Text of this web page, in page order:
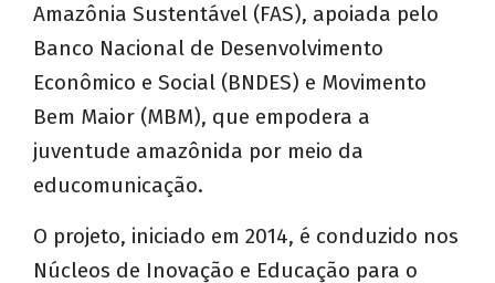
Amazônia Sustentável (FAS), apoiada pelo
Banco Nacional de Desenvolvimento
Econômico e Social (BNDES) e Movimento
Bem Maior (MBM), que empodera a
juventude amazônida por meio da
educomunicação.
O projeto, iniciado em 2014, é conduzido nos
Núcleos de Inovação e Educação para o